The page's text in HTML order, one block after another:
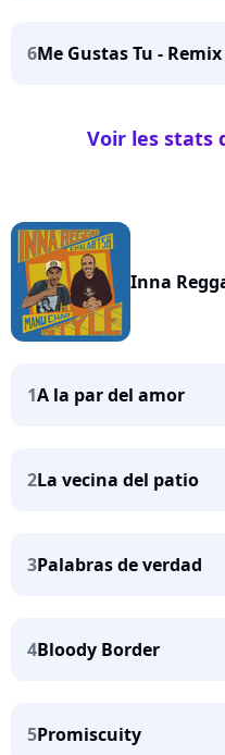
6Me Gustas Tu -
Voir les stats
Inna
1A la par del amor
2La vecina del patio
3Palabras de verdad
4Bloody Border
5Promiscuity